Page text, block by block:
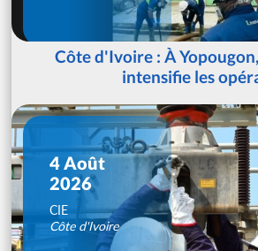
Côte d'Ivoire : À
intensifie les
4 Août
2026
CIE
Côte d'Ivoire